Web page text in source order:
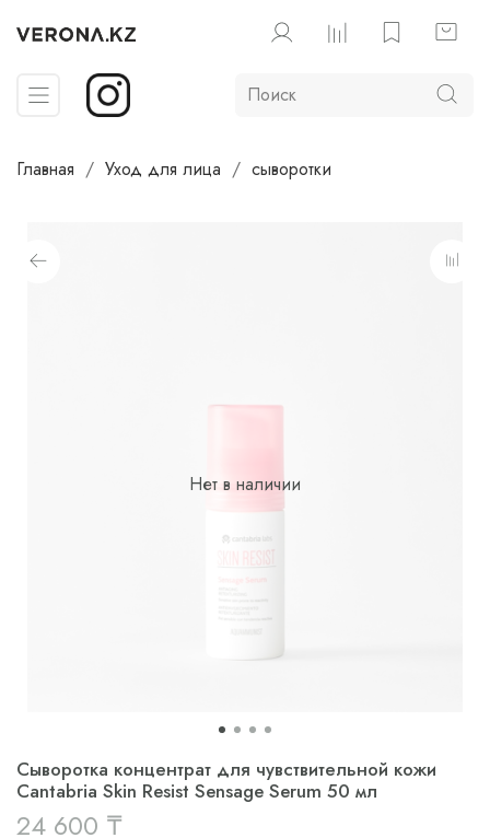
Главная Уход для лица сыворотки
Нет в наличии
Сыворотка концентрат для чувствительной кожи
Cantabria Skin Resist Sensage Serum 50 мл
24 600 ₸